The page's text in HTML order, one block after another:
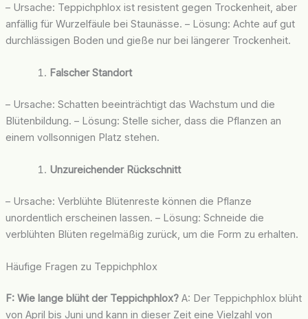
– Ursache: Teppichphlox ist resistent gegen Trockenheit, aber
anfällig für Wurzelfäule bei Staunässe. – Lösung: Achte auf gut
durchlässigen Boden und gieße nur bei längerer Trockenheit.
Falscher Standort
– Ursache: Schatten beeinträchtigt das Wachstum und die
Blütenbildung. – Lösung: Stelle sicher, dass die Pflanzen an
einem vollsonnigen Platz stehen.
Unzureichender Rückschnitt
– Ursache: Verblühte Blütenreste können die Pflanze
unordentlich erscheinen lassen. – Lösung: Schneide die
verblühten Blüten regelmäßig zurück, um die Form zu erhalten.
Häufige Fragen zu Teppichphlox
F: Wie lange blüht der Teppichphlox?A: Der Teppichphlox blüht
von April bis Juni und kann in dieser Zeit eine Vielzahl von